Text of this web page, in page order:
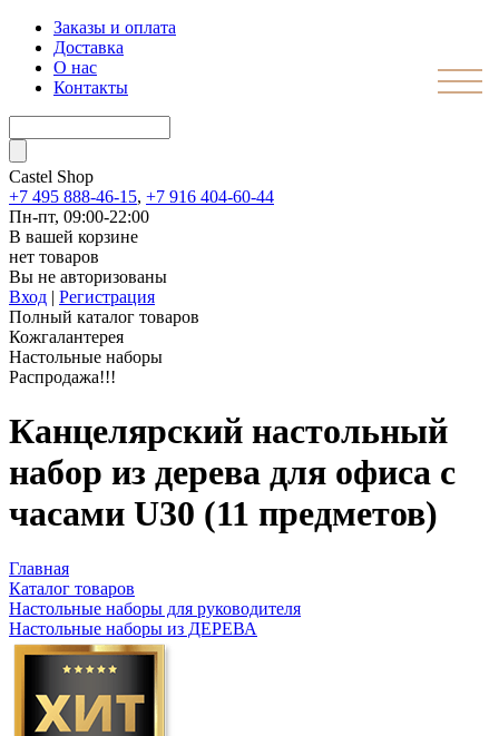
Заказы и оплата
Доставка
О нас
Контакты
Castel Shop
+7 495 888-46-15, +7 916 404-60-44
Пн-пт, 09:00-22:00
В вашей корзине
нет товаров
Вы не авторизованы
Вход | Регистрация
Полный каталог товаров
Кожгалантерея
Настольные наборы
Распродажа!!!
Канцелярский настольный
набор из дерева для офиса c
часами U30 (11 предметов)
Главная
Каталог товаров
Настольные наборы для руководителя
Настольные наборы из ДЕРЕВА